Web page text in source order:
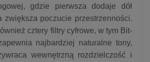
gdzie pierwsza dodaje dół
zwiększa poczucie przestrzenności.
cztery filtry cyfrowe, w tym Bit-
najbardziej naturalne tony,
wewnętrzną rozdzielczość i